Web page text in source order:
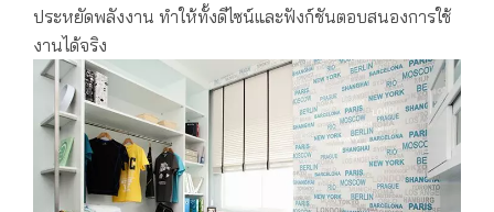
ประหยัดพลังงาน ทำให้ทั้งดีไซน์และฟังก์ชันตอบสนองการใช้
งานได้จริง